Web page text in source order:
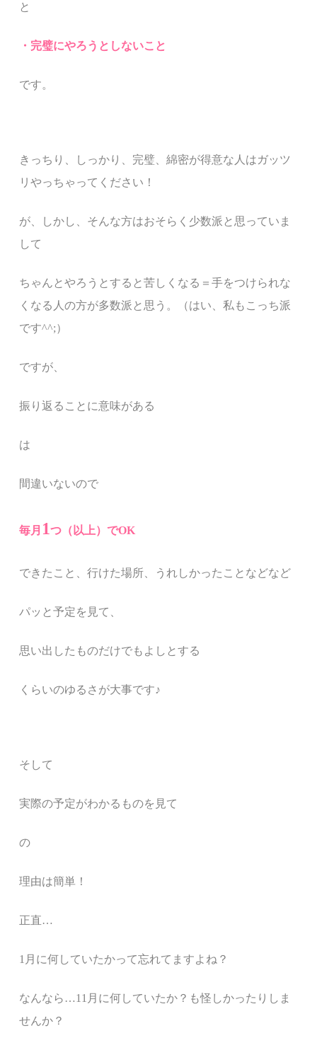
と
・完璧にやろうとしないこと
です。
きっちり、しっかり、完璧、綿密が得意な人はガッツ
リやっちゃってください！
が、しかし、そんな方はおそらく少数派と思っていま
して
ちゃんとやろうとすると苦しくなる＝手をつけられな
くなる人の方が多数派と思う。（はい、私もこっち派
です^^;）
ですが、
振り返ることに意味がある
は
間違いないので
毎月 1つ（以上）でOK
できたこと、行けた場所、うれしかったことなどなど
パッと予定を見て、
思い出したものだけでもよしとする
くらいのゆるさが大事です♪
そして
実際の予定がわかるものを見て
の
理由は簡単！
正直…
1月に何していたかって忘れてますよね？
なんなら…11月に何していたか？も怪しかったりしま
せんか？